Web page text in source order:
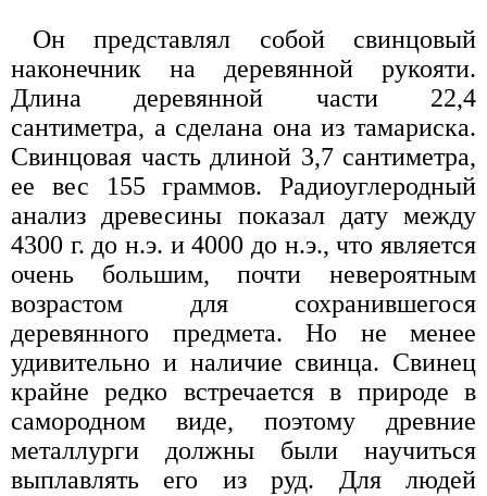
Он представлял собой свинцовый
наконечник на деревянной рукояти.
Длина деревянной части 22,4
сантиметра, а сделана она из тамариска.
Свинцовая часть длиной 3,7 сантиметра,
ее вес 155 граммов. Радиоуглеродный
анализ древесины показал дату между
4300 г. до н.э. и 4000 до н.э., что является
очень большим, почти невероятным
возрастом для сохранившегося
деревянного предмета. Но не менее
удивительно и наличие свинца. Свинец
крайне редко встречается в природе в
самородном виде, поэтому древние
металлурги должны были научиться
выплавлять его из руд. Для людей